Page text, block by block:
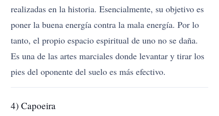
realizadas en la historia. Esencialmente, su objetivo es
poner la buena energía contra la mala energía. Por lo
tanto, el propio espacio espiritual de uno no se daña.
Es una de las artes marciales donde levantar y tirar los
pies del oponente del suelo es más efectivo.
4) Capoeira